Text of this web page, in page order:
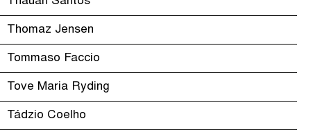
Thomaz Jensen
Tommaso Faccio
Tove Maria Ryding
Tádzio Coelho